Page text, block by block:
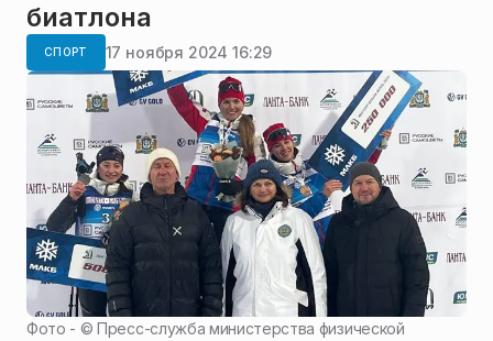
биатлона
СПОРТ 17 ноября 2024 16:29
Фото - ©Пресс-служба министерства физической